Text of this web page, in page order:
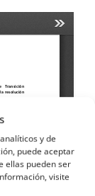
y de
puede aceptar
ellas pueden ser
visite